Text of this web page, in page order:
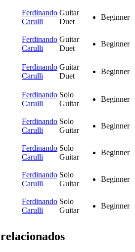
Ferdinando
Carulli
Guitar
Duet
Beginner
Ferdinando
Carulli
Guitar
Duet
Beginner
Ferdinando
Carulli
Guitar
Duet
Beginner
Ferdinando
Carulli
Solo
Guitar
Beginner
Ferdinando
Carulli
Solo
Guitar
Beginner
Ferdinando
Carulli
Solo
Guitar
Beginner
Ferdinando
Carulli
Solo
Guitar
Beginner
Ferdinando
Carulli
Solo
Guitar
Beginner
relacionados